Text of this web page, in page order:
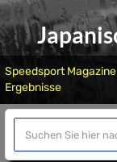
Speedsport Magazine
Ergebnisse